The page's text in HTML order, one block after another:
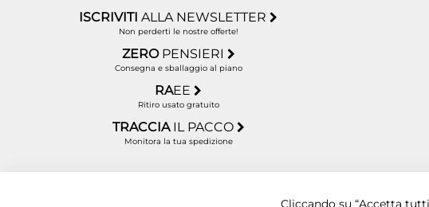
ISCRIVITIALLA NEWSLETTER
Non perderti le nostre offerte!
ZERO PENSIERI
Consegna e sballaggio al piano
RAEE
Ritiro usato gratuito
TRACCIA IL PACCO
Monitora la tua spedizione